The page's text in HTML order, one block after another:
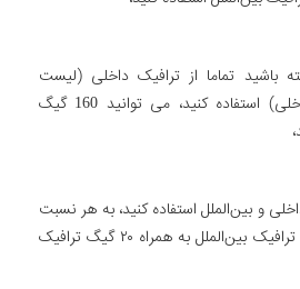
باشید تماما از ترافیک داخلی (لیست
سایتهای دارای ترافیک داخلی) استفاده کنید، می توانید 160 گیگ
و بین‌الملل استفاده کنید، به هر نسبت
دلخواه؛ برای مثال ۴۰ گیگ ترافیک بین‌الملل به همراه ۲۰ گیگ ترافیک